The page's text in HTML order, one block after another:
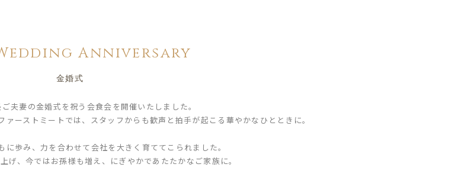
Anniversary
金婚式
夫妻の金婚式を祝う会食会を開催いたしました。
ーストミートでは、スタッフからも歓声と拍手が起こる華やかなひとときに。
に歩み、力を合わせて会社を大きく育ててこられました。
げ、今ではお孫様も増え、にぎやかであたたかなご家族に。